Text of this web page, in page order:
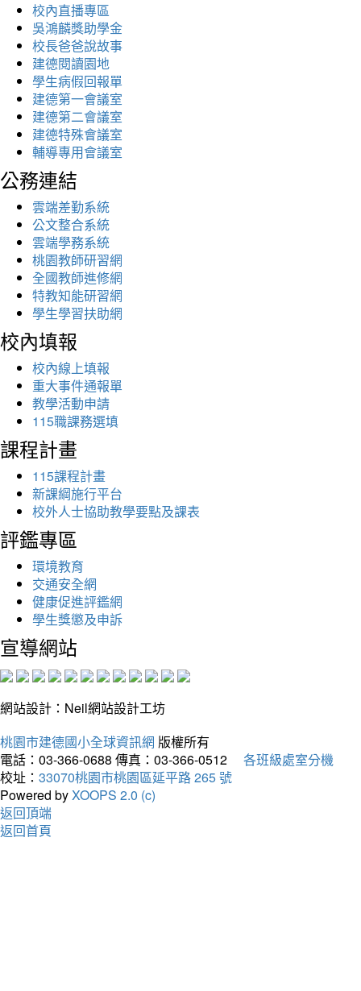
校內直播專區
吳鴻麟獎助學金
校長爸爸說故事
建德閱讀園地
學生病假回報單
建德第一會議室
建德第二會議室
建德特殊會議室
輔導專用會議室
公務連結
雲端差勤系統
公文整合系統
雲端學務系統
桃園教師研習網
全國教師進修網
特教知能研習網
學生學習扶助網
校內填報
校內線上填報
重大事件通報單
教學活動申請
115職課務選填
課程計畫
115課程計畫
新課綱施行平台
校外人士協助教學要點及課表
評鑑專區
環境教育
交通安全網
健康促進評鑑網
學生獎懲及申訴
宣導網站
網站設計：Neil網站設計工坊
桃園市建德國小全球資訊網 版權所有
電話：03-366-0688 傳真：03-366-0512
各班級處室分機
校址： 33070桃園市桃園區延平路 265 號
Powered byXOOPS 2.0 (c)
返回頂端
返回首頁